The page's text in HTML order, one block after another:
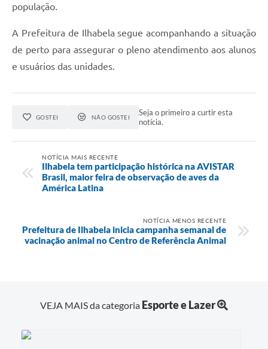
população.
A Prefeitura de Ilhabela segue acompanhando a situação
de perto para assegurar o pleno atendimento aos alunos
e usuários das unidades.
GOSTEI NÃO GOSTEI
Seja o primeiro a curtir esta
notícia.
NOTÍCIA MAIS RECENTE
Ilhabela tem participação histórica na AVISTAR
Brasil, maior feira de observação de aves da
América Latina
NOTÍCIA MENOS RECENTE
Prefeitura de Ilhabela inicia campanha semanal de
vacinação animal no Centro de Referência Animal
VEJA MAIS da categoria Esporte e Lazer